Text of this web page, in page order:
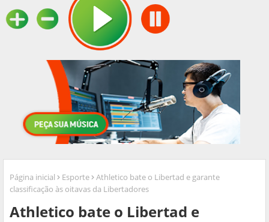
Página inicial Esporte
Athletico bate o Libertad e garante
classificação às oitavas da Libertadores
Athletico bate o Libertad e